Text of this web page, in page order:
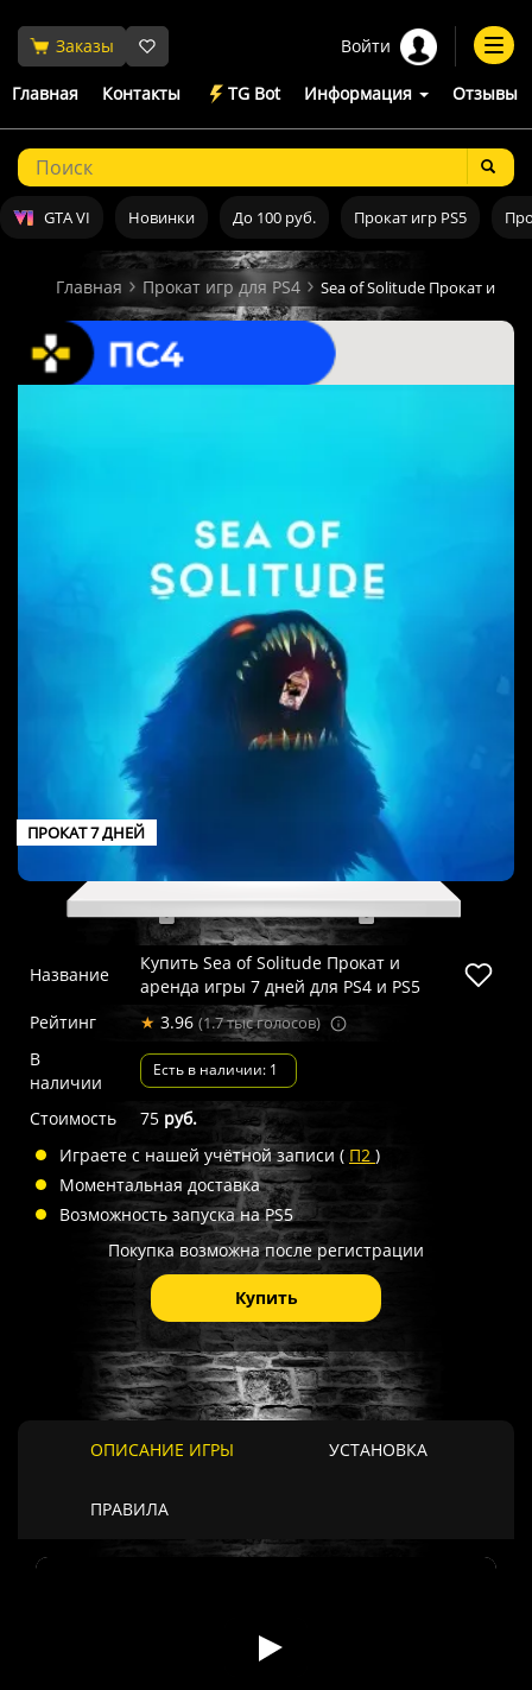
Заказы Войти
Главная Контакты TG Bot Информация Отзывы
GTA VI Новинки До 100 руб. Прокат игр PS5
Главная Прокат игр для PS4 Sea of Solitude Прокат и
ПРОКАТ 7 ДНЕЙ
Название
Купить Sea of Solitude Прокат и
аренда игры 7 дней для PS4 и PS5
Рейтинг
★ 3.96 (1.7 тыс голосов)
В
наличии
Есть в наличии: 1
Стоимость 75 руб.
Играете с нашей учётной записи ( П2 )
Моментальная доставка
Возможность запуска на PS5
Покупка возможна после регистрации
Купить
ОПИСАНИЕ ИГРЫ УСТАНОВКА
ПРАВИЛА